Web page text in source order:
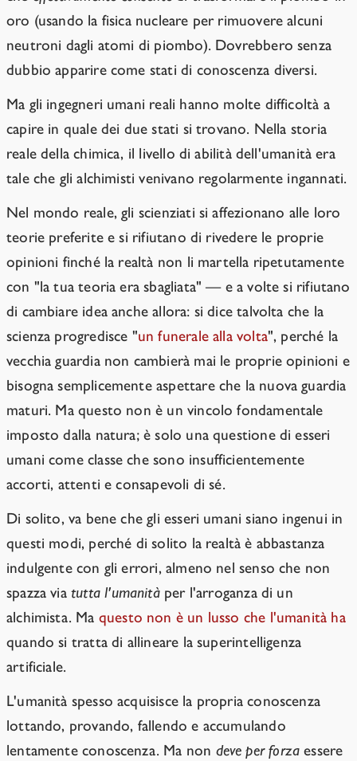
oro (usando la fisica nucleare per rimuovere alcuni
neutroni dagli atomi di piombo). Dovrebbero senza
dubbio apparire come stati di conoscenza diversi.
Ma gli ingegneri umani reali hanno molte difficoltà a
capire in quale dei due stati si trovano. Nella storia
reale della chimica, il livello di abilità dell'umanità era
tale che gli alchimisti venivano regolarmente ingannati.
Nel mondo reale, gli scienziati si affezionano alle loro
teorie preferite e si rifiutano di rivedere le proprie
opinioni finché la realtà non li martella ripetutamente
con "la tua teoria era sbagliata" — e a volte si rifiutano
di cambiare idea anche allora: si dice talvolta che la
scienza progredisce "un funerale alla volta", perché la
vecchia guardia non cambierà mai le proprie opinioni e
bisogna semplicemente aspettare che la nuova guardia
maturi. Ma questo non è un vincolo fondamentale
imposto dalla natura; è solo una questione di esseri
umani come classe che sono insufficientemente
accorti, attenti e consapevoli di sé.
Di solito, va bene che gli esseri umani siano ingenui in
questi modi, perché di solito la realtà è abbastanza
indulgente con gli errori, almeno nel senso che non
spazza viatutta l'umanitàper l'arroganza di un
alchimista. Ma questo non è un lusso che l'umanità ha
quando si tratta di allineare la superintelligenza
artificiale.
L'umanità spesso acquisisce la propria conoscenza
lottando, provando, fallendo e accumulando
lentamente conoscenza. Ma non deve per forza essere